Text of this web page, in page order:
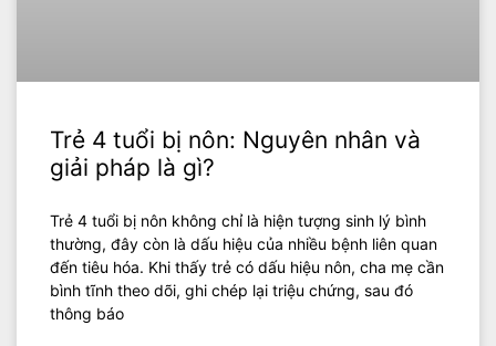
Trẻ 4 tuổi bị nôn: Nguyên nhân và
giải pháp là gì?
Trẻ 4 tuổi bị nôn không chỉ là hiện tượng sinh lý bình
thường, đây còn là dấu hiệu của nhiều bệnh liên quan
đến tiêu hóa. Khi thấy trẻ có dấu hiệu nôn, cha mẹ cần
bình tĩnh theo dõi, ghi chép lại triệu chứng, sau đó
thông báo